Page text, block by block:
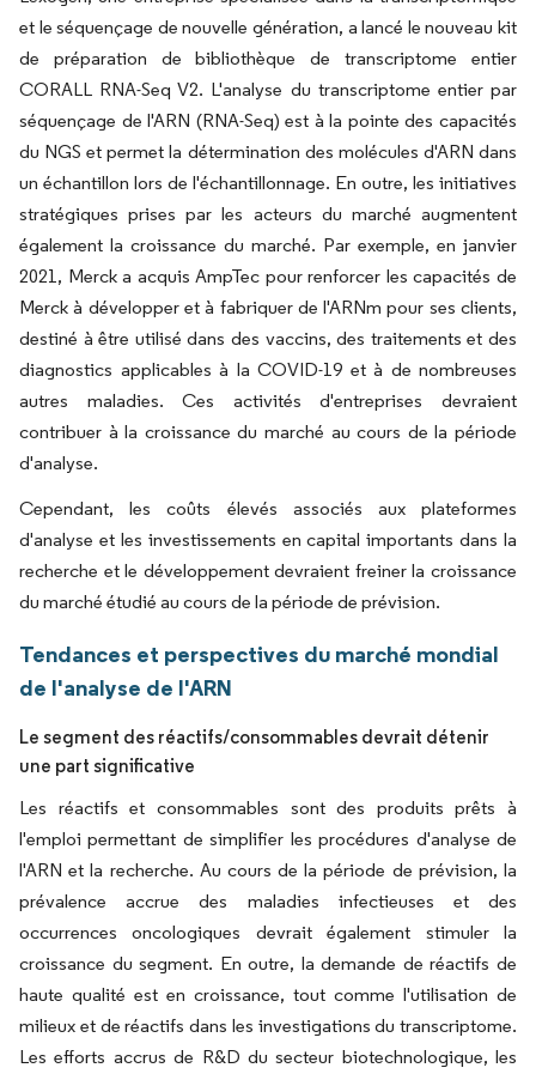
et le séquençage de nouvelle génération, a lancé le nouveau kit
de préparation de bibliothèque de transcriptome entier
CORALL RNA-Seq V2. L'analyse du transcriptome entier par
séquençage de l'ARN (RNA-Seq) est à la pointe des capacités
du NGS et permet la détermination des molécules d'ARN dans
un échantillon lors de l'échantillonnage. En outre, les initiatives
stratégiques prises par les acteurs du marché augmentent
également la croissance du marché. Par exemple, en janvier
2021, Merck a acquis AmpTec pour renforcer les capacités de
Merck à développer et à fabriquer de l'ARNm pour ses clients,
destiné à être utilisé dans des vaccins, des traitements et des
diagnostics applicables à la COVID-19 et à de nombreuses
autres maladies. Ces activités d'entreprises devraient
contribuer à la croissance du marché au cours de la période
d'analyse.
Cependant, les coûts élevés associés aux plateformes
d'analyse et les investissements en capital importants dans la
recherche et le développement devraient freiner la croissance
du marché étudié au cours de la période de prévision.
Tendances et perspectives du marché mondial
de l'analyse de l'ARN
Le segment des réactifs/consommables devrait détenir
une part significative
Les réactifs et consommables sont des produits prêts à
l'emploi permettant de simplifier les procédures d'analyse de
l'ARN et la recherche. Au cours de la période de prévision, la
prévalence accrue des maladies infectieuses et des
occurrences oncologiques devrait également stimuler la
croissance du segment. En outre, la demande de réactifs de
haute qualité est en croissance, tout comme l'utilisation de
milieux et de réactifs dans les investigations du transcriptome.
Les efforts accrus de R&D du secteur biotechnologique, les